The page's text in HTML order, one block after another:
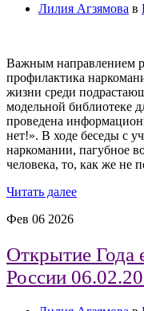
Лилия Агзямова в
Важным направлением
профилактика
жизни среди
модельной библиотеке
проведена
нет!». В ходе беседы с
наркомании, пагубное
человека, то, как же не
Читать далее
Фев 06 2026
Открытие Года
России